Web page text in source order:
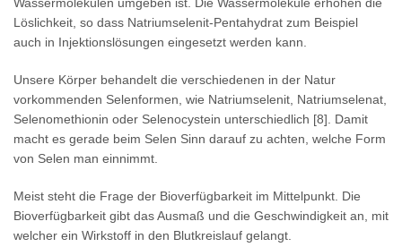
Löslichkeit, so dass Natriumselenit-Pentahydrat zum Beispiel
auch in Injektionslösungen eingesetzt werden kann.
Unsere Körper behandelt die verschiedenen in der Natur
vorkommenden Selenformen, wie Natriumselenit, Natriumselenat,
Selenomethionin oder Selenocystein unterschiedlich [8]. Damit
macht es gerade beim Selen Sinn darauf zu achten, welche Form
von Selen man einnimmt.
Meist steht die Frage der Bioverfügbarkeit im Mittelpunkt. Die
Bioverfügbarkeit gibt das Ausmaß und die Geschwindigkeit an, mit
welcher ein Wirkstoff in den Blutkreislauf gelangt.